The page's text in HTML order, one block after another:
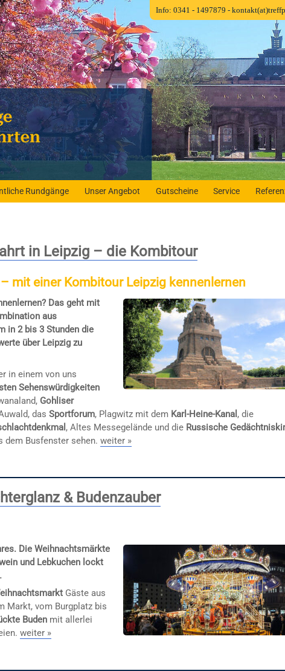
Rundgänge Unser Angebot Gutscheine Service
in Leipzig – die Kombitour
mit einer Kombitour Leipzig kennenlernen
Das geht mit
aus
in 2 bis 3 Stunden die
über Leipzig zu
in einem von uns
Sehenswürdigkeiten
Gohliser
dasSportforum, Plagwitz mit dem Karl-Heine-Kanal , die
, Altes Messegelände und die Russische
dem Busfenster sehen.weiter »
& Budenzauber
Die Weihnachtsmärkte
und Lebkuchen lockt
Gäste aus
Markt, vom Burgplatz bis
Buden mit allerlei
weiter »
Info: 0341 - 1497879 -